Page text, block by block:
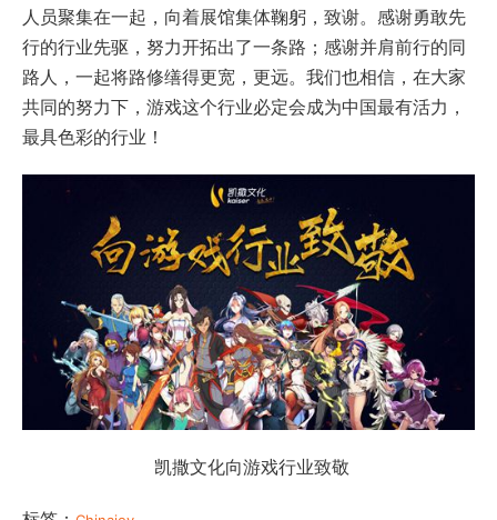
人员聚集在一起，向着展馆集体鞠躬，致谢。感谢勇敢先
行的行业先驱，努力开拓出了一条路；感谢并肩前行的同
路人，一起将路修缮得更宽，更远。我们也相信，在大家
共同的努力下，游戏这个行业必定会成为中国最有活力，
最具色彩的行业！
凯撒文化向游戏行业致敬